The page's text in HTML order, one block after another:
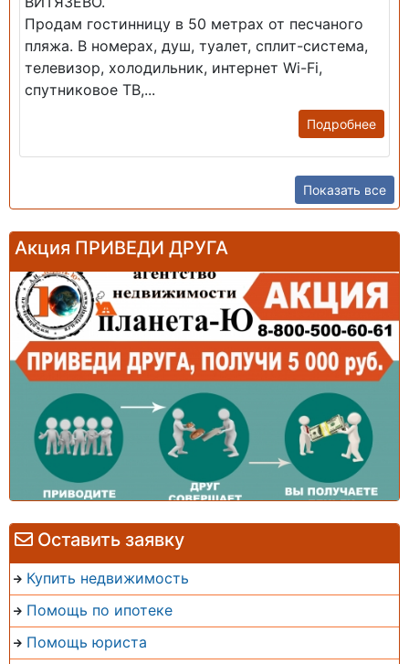
Оставить заявку
Купить недвижимость
Помощь по ипотеке
Помощь юриста
Продам гостинницу в 50 метрах от песчаного
пляжа. В номерах, душ, туалет, сплит-система,
телевизор, холодильник, интернет Wi-Fi,
спутниковое ТВ,...
Подробнее
Показать все
Акция ПРИВЕДИ ДРУГА